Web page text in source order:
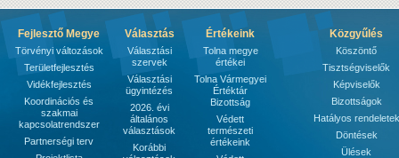
Fejlesztő Megye
Törvényi változások
Területfejlesztés
Vidékfejlesztés
Koordinációs és
szakmai
kapcsolatrendszer
Partnerségi terv
Választás
Választási
szervek
Választási
ügyintézés
2026. évi
általános
választások
Korábbi
Értékeink
Tolna megye
értékei
Tolna Vármegyei
Értéktár
Bizottság
Védett
természeti
értékeink
Közgyűlés
Köszöntő
Tisztségviselők
Képviselők
Bizottságok
Hatályos rendeletek
Döntések
Ülések